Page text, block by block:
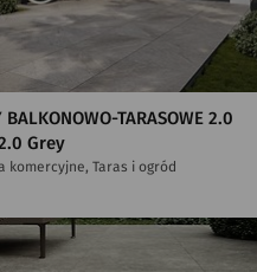
BALKONOWO-TARASOWE 2.0
Grey
komercyjne, Taras i ogród